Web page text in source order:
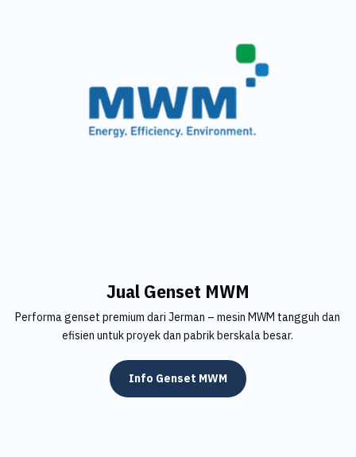
Jual Genset MWM
Performa genset premium dari Jerman – mesin MWM tangguh dan
efisien untuk proyek dan pabrik berskala besar.
Info Genset MWM